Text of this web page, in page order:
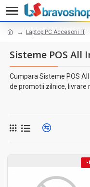
Laptop PC Accesorii IT
Sisteme POS All
Cumpara Sisteme POS
de promotii zilnice, livrare
-